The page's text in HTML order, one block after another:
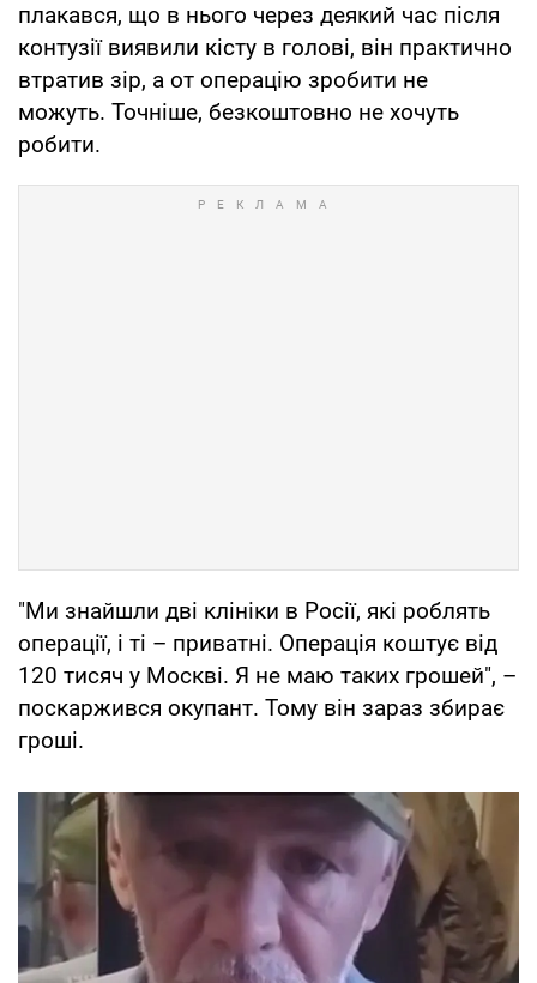
плакався, що в нього через деякий час після
контузії виявили кісту в голові, він практично
втратив зір, а от операцію зробити не
можуть. Точніше, безкоштовно не хочуть
робити.
"Ми знайшли дві клініки в Росії, які роблять
операції, і ті – приватні. Операція коштує від
120 тисяч у Москві. Я не маю таких грошей", –
поскаржився окупант. Тому він зараз збирає
гроші.